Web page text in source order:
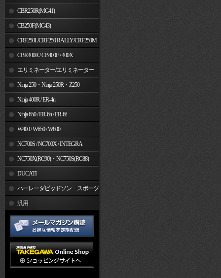
CBR250R(MC41)
CB250F(MC43)
CRF250L/CRF250 RALLY/CRF250M
CBR400R / CB400F / 400X
エリミネーター/エリミネーター
SE Ninja 250・Ninja 250R・Z250
Ninja 400R / ER-4n
Ninja 650 / ER-6n / ER-6f
W400 / W650 / W800
NC700S / NC700X / INTEGRA
NC750X(RC90)・NC750S(RC88)
DUCATI
ハーレーダビッドソン スポーツ
スター汎用